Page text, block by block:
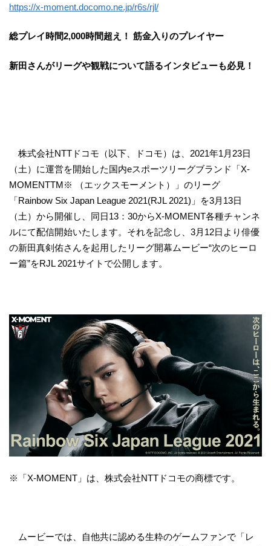
https://x-moment.docomo.ne.jp/r6s/rjl/
総プレイ時間2,000時間超え！ 筋金入りのプレイヤー
新田さんがリーグや観戦について語るインタビューも必見！
株式会社NTTドコモ（以下、ドコモ）は、2021年1月23日
（土）に運営を開始した国内eスポーツリーグブランド「X-
MOMENTTM※ （エックスモーメント）」のリーグ
「Rainbow Six Japan League 2021(RJL 2021)」を3月13日
（土）から開催し、同日13：30からX-MOMENT各種チャンネ
ルにて配信開始いたします。それを記念し、3月12日より俳優
の新田真剣佑さんを起用したリーグ開幕ムービー“次のヒーロ
ー篇”をRJL 2021サイトで公開します。
※「X-MOMENT」は、株式会社NTTドコモの商標です。
ムービーでは、自他共に認める生粋のゲームファンで「レ